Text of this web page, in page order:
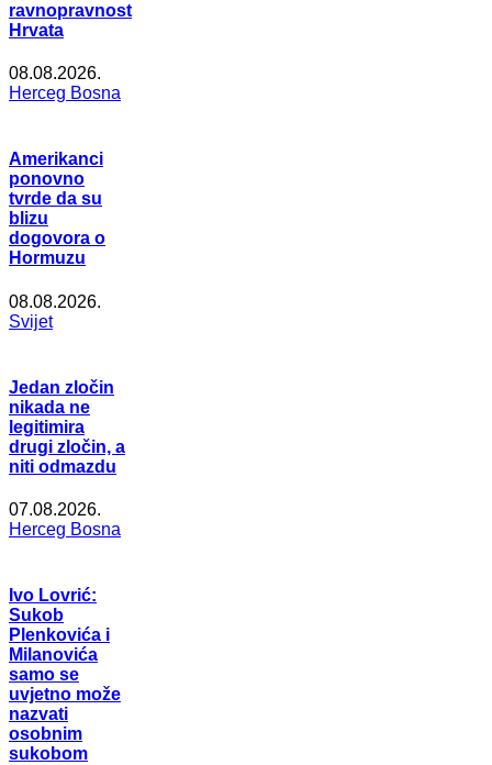
ravnopravnost
Hrvata
08.08.2026.
Herceg Bosna
Amerikanci
ponovno
tvrde da su
blizu
dogovora o
Hormuzu
08.08.2026.
Svijet
Jedan zločin
nikada ne
legitimira
drugi zločin, a
niti odmazdu
07.08.2026.
Herceg Bosna
Ivo Lovrić:
Sukob
Plenkovića i
Milanovića
samo se
uvjetno može
nazvati
osobnim
sukobom